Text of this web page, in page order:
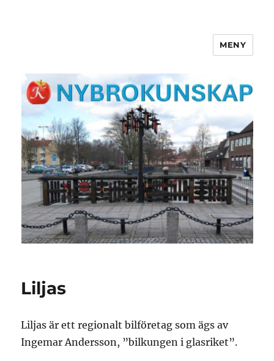
MENY
Liljas
Liljas är ett regionalt bilföretag som ägs av
Ingemar Andersson, ”bilkungen i glasriket”.